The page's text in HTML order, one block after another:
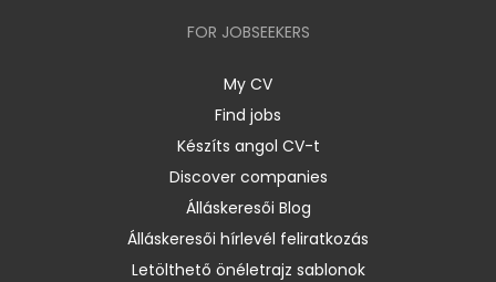
FOR JOBSEEKERS
My CV
Find jobs
Készíts angol CV-t
Discover companies
Álláskeresői Blog
Álláskeresői hírlevél feliratkozás
Letölthető önéletrajz sablonok